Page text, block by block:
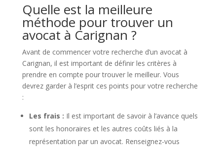
Quelle est la meilleure
méthode pour trouver un
avocat à Carignan ?
Avant de commencer votre recherche d’un avocat à
Carignan, il est important de définir les critères à
prendre en compte pour trouver le meilleur. Vous
devrez garder à l’esprit ces points pour votre recherche
:
Les frais : Il est important de savoir à l’avance quels
sont les honoraires et les autres coûts liés à la
représentation par un avocat. Renseignez-vous